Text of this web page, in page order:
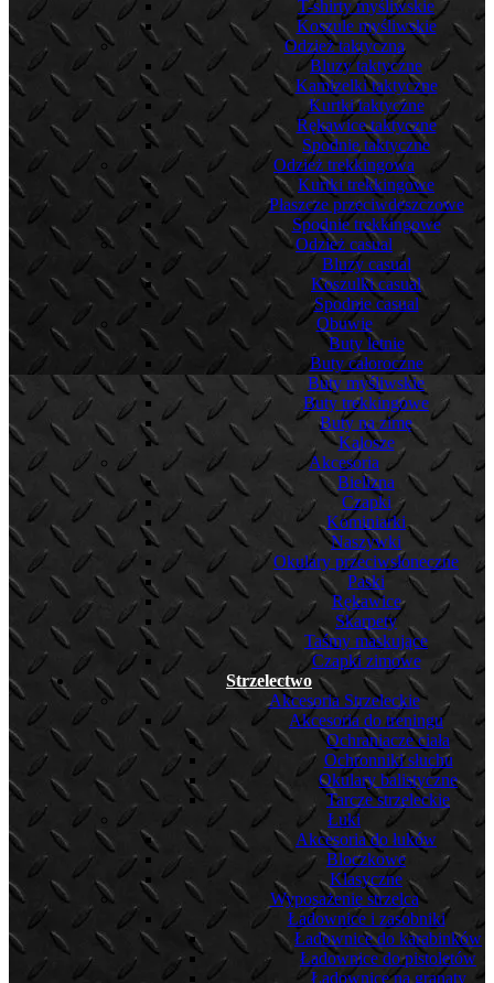
T-shirty myśliwskie
Koszule myśliwskie
Odzież taktyczna
Bluzy taktyczne
Kamizelki taktyczne
Kurtki taktyczne
Rękawice taktyczne
Spodnie taktyczne
Odzież trekkingowa
Kurtki trekkingowe
Płaszcze przeciwdeszczowe
Spodnie trekkingowe
Odzież casual
Bluzy casual
Koszulki casual
Spodnie casual
Obuwie
Buty letnie
Buty całoroczne
Buty myśliwskie
Buty trekkingowe
Buty na zimę
Kalosze
Akcesoria
Bielizna
Czapki
Kominiarki
Naszywki
Okulary przeciwsłoneczne
Paski
Rękawice
Skarpety
Taśmy maskujące
Czapki zimowe
Strzelectwo
Akcesoria Strzeleckie
Akcesoria do treningu
Ochraniacze ciała
Ochronniki słuchu
Okulary balistyczne
Tarcze strzeleckie
Łuki
Akcesoria do łuków
Bloczkowe
Klasyczne
Wyposażenie strzelca
Ładownice i zasobniki
Ładownice do karabinków
Ładownice do pistoletów
Ładownice na granaty